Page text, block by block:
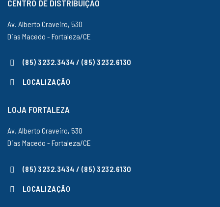
CENTRO DE DISTRIBUIÇÃO
Av. Alberto Craveiro, 530
Dias Macedo - Fortaleza/CE
(85) 3232.3434 / (85) 3232.6130
LOCALIZAÇÃO
LOJA FORTALEZA
Av. Alberto Craveiro, 530
Dias Macedo - Fortaleza/CE
(85) 3232.3434 / (85) 3232.6130
LOCALIZAÇÃO